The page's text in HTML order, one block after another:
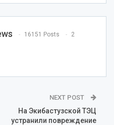
16151 Posts 2
NEXT POST
На Экибастузской ТЭЦ
устранили повреждение